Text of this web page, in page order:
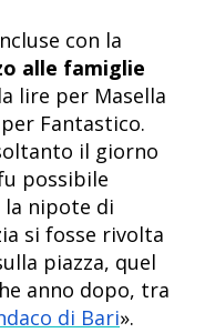
con la
alle famiglie
lire per Masella
Fantastico.
il giorno
possibile
nipote di
si fosse rivolta
piazza, quel
anno dopo, tra
di Bari».